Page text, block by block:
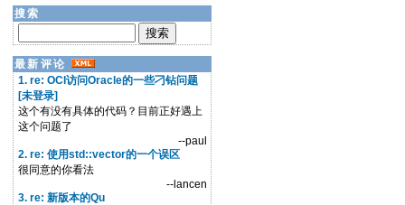
搜索
最新评论
1. re: OCI访问Oracle的一些刁钻问题
[未登录]
这个有没有具体的代码？目前正好遇上
这个问题了
--paul
2. re: 使用std::vector的一个误区
很同意的你看法
--lancen
3. re: 新版本的Qu